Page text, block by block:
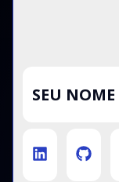
SEU NOME